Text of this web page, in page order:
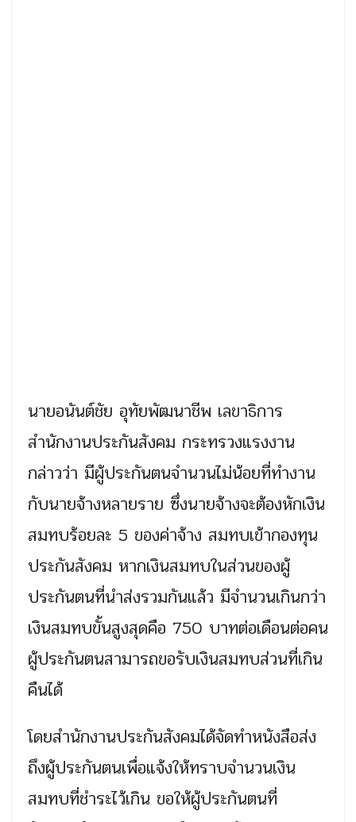
นายอนันต์ชัย อุทัยพัฒนาชีพ เลขาธิการ
สำนักงานประกันสังคม กระทรวงแรงงาน
กล่าวว่า มีผู้ประกันตนจำนวนไม่น้อยที่ทำงาน
กับนายจ้างหลายราย ซึ่งนายจ้างจะต้องหักเงิน
สมทบร้อยละ 5 ของค่าจ้าง สมทบเข้ากองทุน
ประกันสังคม หากเงินสมทบในส่วนของผู้
ประกันตนที่นำส่งรวมกันแล้ว มีจำนวนเกินกว่า
เงินสมทบขั้นสูงสุดคือ 750 บาทต่อเดือนต่อคน
ผู้ประกันตนสามารถขอรับเงินสมทบส่วนที่เกิน
คืนได้
โดยสำนักงานประกันสังคมได้จัดทำหนังสือส่ง
ถึงผู้ประกันตนเพื่อแจ้งให้ทราบจำนวนเงิน
สมทบที่ชำระไว้เกิน ขอให้ผู้ประกันตนที่